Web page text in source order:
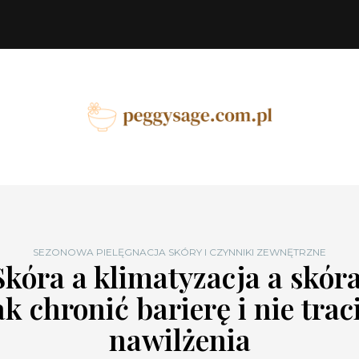
SEZONOWA PIELĘGNACJA SKÓRY I CZYNNIKI ZEWNĘTRZNE
a klimatyzacja a
chronić barierę i nie
nawilżenia